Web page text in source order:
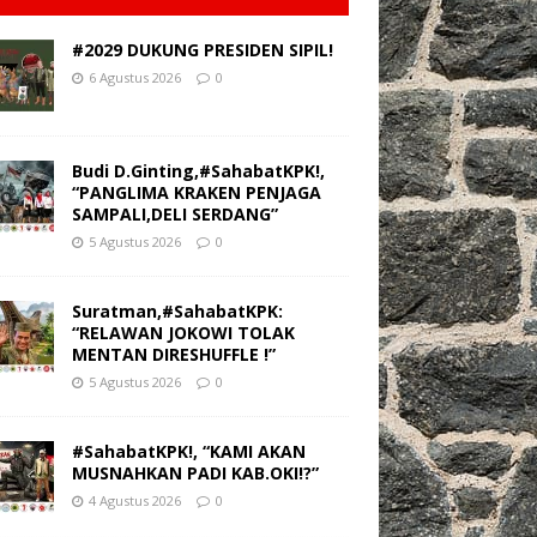
#2029 DUKUNG PRESIDEN SIPIL!
6 Agustus 2026 0
Budi D.Ginting,#SahabatKPK!,
“PANGLIMA KRAKEN PENJAGA
SAMPALI,DELI SERDANG”
5 Agustus 2026 0
Suratman,#SahabatKPK:
“RELAWAN JOKOWI TOLAK
MENTAN DIRESHUFFLE !”
5 Agustus 2026 0
#SahabatKPK!, “KAMI AKAN
MUSNAHKAN PADI KAB.OKI!?”
4 Agustus 2026 0